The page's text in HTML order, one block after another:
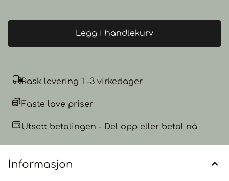
Legg i handlekurv
Rask levering 1 -3 virkedager
Faste lave priser
Utsett betalingen - Del opp eller betal nå
Informasjon